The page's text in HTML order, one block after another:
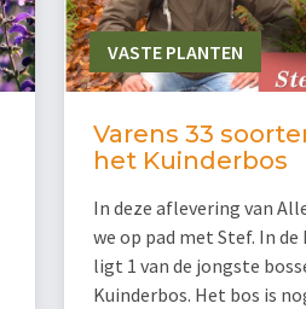
VASTE PLANTEN
Varens 33
het Kuinderbos
In deze aflevering van
we op pad met Stef. In
ligt 1 van de jongste
Kuinderbos. Het bos is